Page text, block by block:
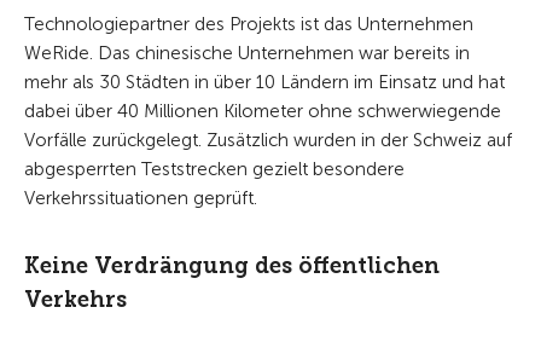
Technologiepartner des Projekts ist das Unternehmen
WeRide. Das chinesische Unternehmen war bereits in
mehr als 30 Städten in über 10 Ländern im Einsatz und hat
dabei über 40 Millionen Kilometer ohne schwerwiegende
Vorfälle zurückgelegt. Zusätzlich wurden in der Schweiz auf
abgesperrten Teststrecken gezielt besondere
Verkehrssituationen geprüft.
Keine Verdrängung des öffentlichen
Verkehrs